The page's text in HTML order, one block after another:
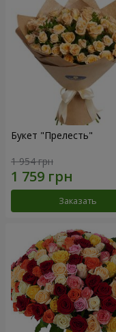
Букет "Прелесть"
1 954 грн
Заказать